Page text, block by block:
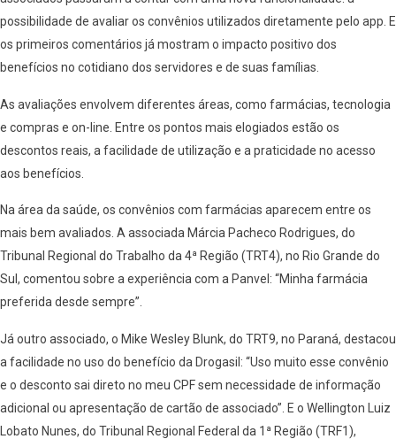
possibilidade de avaliar os convênios utilizados diretamente pelo app. E
os primeiros comentários já mostram o impacto positivo dos
benefícios no cotidiano dos servidores e de suas famílias.
As avaliações envolvem diferentes áreas, como farmácias, tecnologia
e compras e on-line. Entre os pontos mais elogiados estão os
descontos reais, a facilidade de utilização e a praticidade no acesso
aos benefícios.
Na área da saúde, os convênios com farmácias aparecem entre os
mais bem avaliados. A associada Márcia Pacheco Rodrigues, do
Tribunal Regional do Trabalho da 4ª Região (TRT4), no Rio Grande do
Sul, comentou sobre a experiência com a Panvel: “Minha farmácia
preferida desde sempre”.
Já outro associado, o Mike Wesley Blunk, do TRT9, no Paraná, destacou
a facilidade no uso do benefício da Drogasil: “Uso muito esse convênio
e o desconto sai direto no meu CPF sem necessidade de informação
adicional ou apresentação de cartão de associado”. E o Wellington Luiz
Lobato Nunes, do Tribunal Regional Federal da 1ª Região (TRF1),